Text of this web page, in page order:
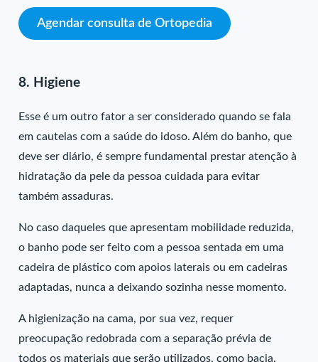
Agendar consulta de Ortopedia
8. Higiene
Esse é um outro fator a ser considerado quando se fala
em cautelas com a saúde do idoso. Além do banho, que
deve ser diário, é sempre fundamental prestar atenção à
hidratação da pele da pessoa cuidada para evitar
também assaduras.
No caso daqueles que apresentam mobilidade reduzida,
o banho pode ser feito com a pessoa sentada em uma
cadeira de plástico com apoios laterais ou em cadeiras
adaptadas, nunca a deixando sozinha nesse momento.
A higienização na cama, por sua vez, requer
preocupação redobrada com a separação prévia de
todos os materiais que serão utilizados, como bacia,